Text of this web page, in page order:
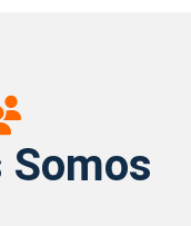
Quienes
Somos
Somos